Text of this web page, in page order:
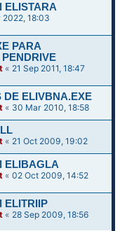
ELISTARA
2022, 18:03
PARA
« 21 Sep 2011, 18:47
DE ELIVBNA.EXE
« 30 Mar 2010, 18:58
« 21 Oct 2009, 19:02
ELIBAGLA
«02 Oct 2009, 14:52
ELITRIIP
« 28 Sep 2009, 18:56